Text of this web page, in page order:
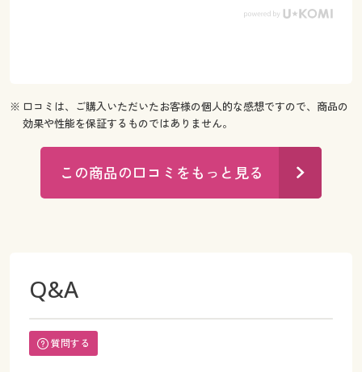
※ 口コミは、ご購入いただいたお客様の個人的な感想ですので、商品の
効果や性能を保証するものではありません。
この商品の口コミをもっと見る
Q&A
質問する